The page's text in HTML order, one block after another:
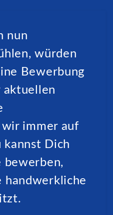
nun
würden
Bewerbung
aktuellen
immer auf
kannst Dich
bewerben,
handwerkliche